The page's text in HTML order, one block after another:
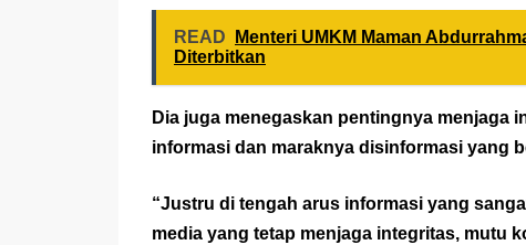
READ
Menteri UMKM Maman
Diterbitkan
Dia juga menegaskan pentingnya menjaga
informasi dan maraknya disinformasi yang
“Justru di tengah arus informasi yang
media yang tetap menjaga integritas, mutu